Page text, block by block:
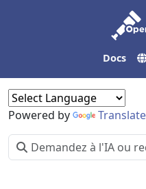
Docs
Powered by Translate